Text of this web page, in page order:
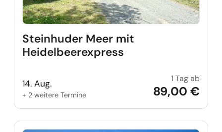
Steinhuder Meer mit
Heidelbeerexpress
14. Aug.
+ 2 weitere Termine
1 Tag ab
89,00 €